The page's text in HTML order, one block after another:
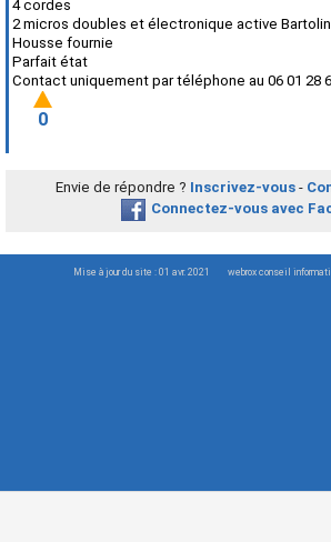
4 cordes
2 micros doubles et électronique active
Housse fournie
Parfait état
Contact uniquement par téléphone au 06 01 28
0
Envie de répondre ? Inscrivez-vous-
Connectez-vous avec
Mise à jour du site : 01 avr. 2021 webrox conseil